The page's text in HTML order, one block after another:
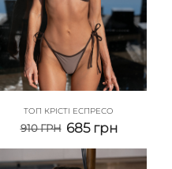
ТОП КРІСТІ ЕСПРЕСО
910ГРН 685 грн